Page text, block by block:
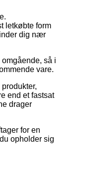
letkøbte form
dig nær
så i
vare.
end et fastsat
drager
for en
opholder sig